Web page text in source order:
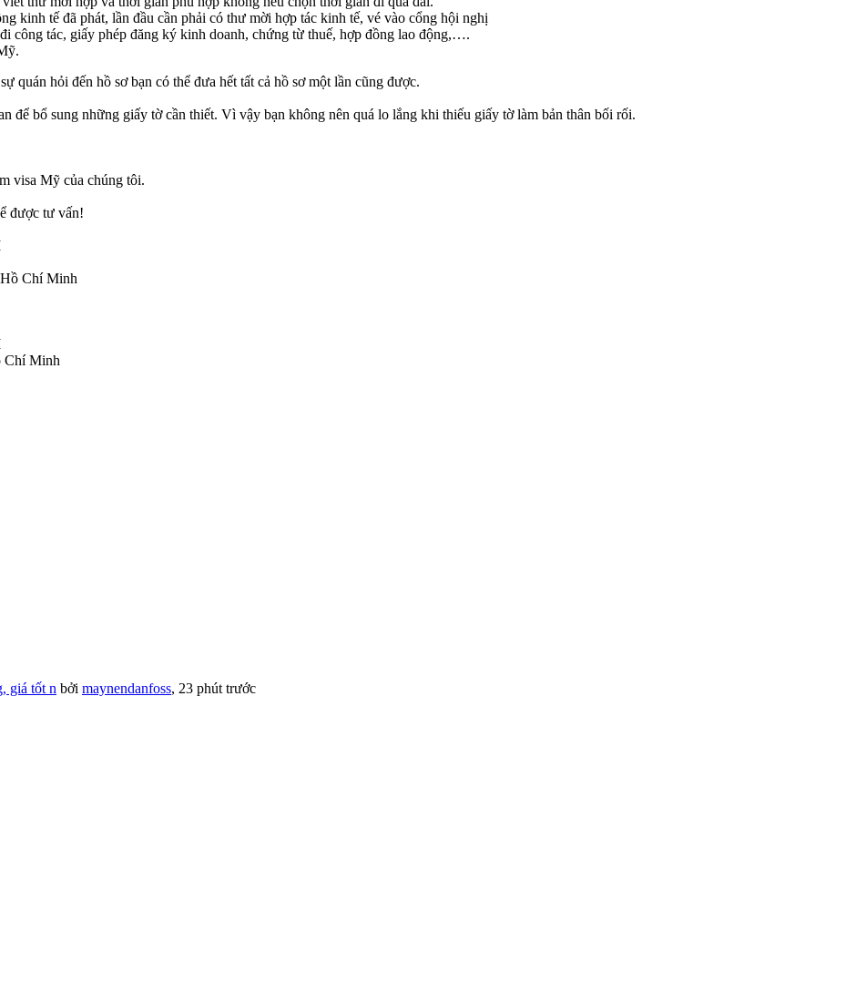
kinh tế đã phát, lần đầu cần phải có thư mời hợp tác kinh tế, vé vào cổng hội nghị
công tác, giấy phép đăng ký kinh doanh, chứng từ thuế, hợp đồng lao động,….
quán hỏi đến hồ sơ bạn có thể đưa hết tất cả hồ sơ một lần cũng được.
để bổ sung những giấy tờ cần thiết. Vì vậy bạn không nên quá lo lắng khi thiếu giấy tờ làm bản thân bối rối.
visa Mỹ của chúng tôi.
được tư vấn!
Chí Minh
Chí Minh
giá tốt n bởi maynendanfoss, 23 phút trước